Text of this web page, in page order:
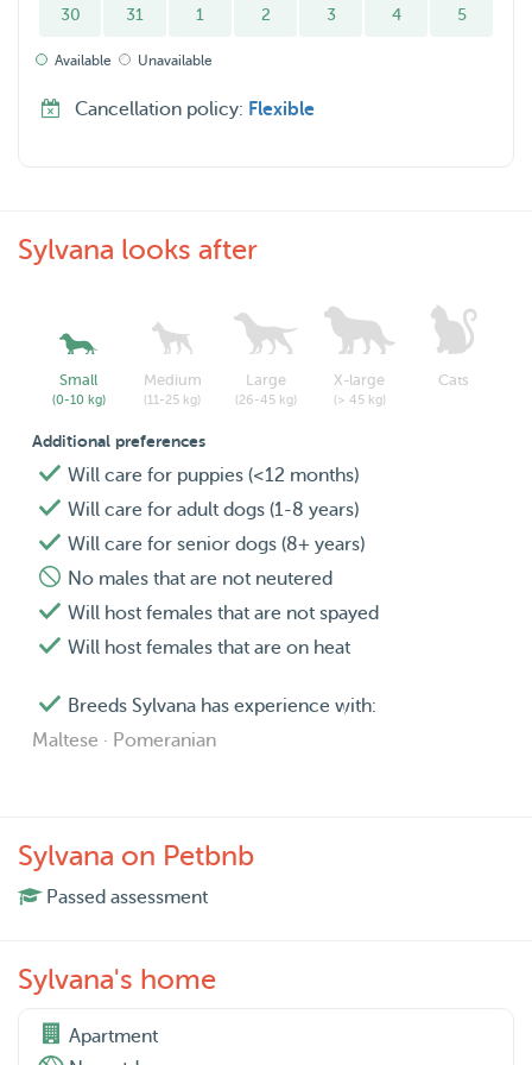
30 31 1 2 3 4 5
Available Unavailable
Cancellation policy: Flexible
Sylvana looks after
Small
(0-10 kg)
Medium
(11-25 kg)
Large
(26-45 kg)
X-large
(> 45 kg)
Cats
Additional preferences
Will care for puppies (<12 months)
Will care for adult dogs (1-8 years)
Will care for senior dogs (8+ years)
No males that are not neutered
Will host females that are not spayed
Will host females that are on heat
Breeds Sylvana has experience with:
Maltese · Pomeranian
Sylvana on Petbnb
Passed assessment
Sylvana's home
Apartment